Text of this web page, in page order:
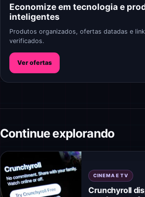
Economize em tecnologia e
inteligentes
Produtos organizados, ofertas datadas e
verificados.
Ver ofertas
Continue explorando
CINEMA E TV
Crunchyroll